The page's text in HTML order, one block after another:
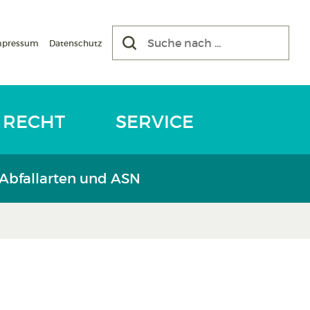
Datenschutz
und ASN
RECHT SERVICE